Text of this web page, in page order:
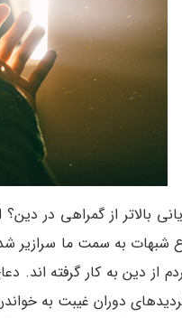
بالاتر از گمراهی در
شبهات به سمت ما سرازیر
از دین به کار گرفته
دوران غیبت به